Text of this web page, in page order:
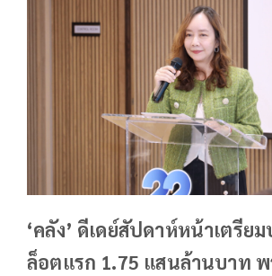
‘คลัง’ ดีเดย์สัปดาห์หน้าเตรียม
ล็อตแรก 1.75 แสนล้านบาท